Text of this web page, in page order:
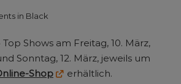
in Black
Shows am Freitag, 10. März,
Sonntag, 12. März, jeweils um
Shop erhältlich.